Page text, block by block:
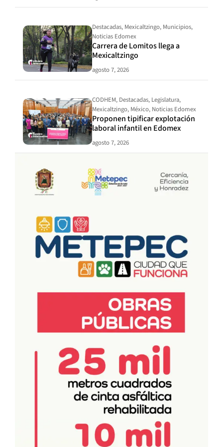
Destacadas, Mexicaltzingo, Municipios,
Noticias Edomex
Carrera de Lomitos llega a
Mexicaltzingo
agosto 7, 2026
CODHEM, Destacadas, Legislatura,
Mexicaltzingo, México, Noticias Edomex
Proponen tipificar explotación
laboral infantil en Edomex
agosto 7, 2026